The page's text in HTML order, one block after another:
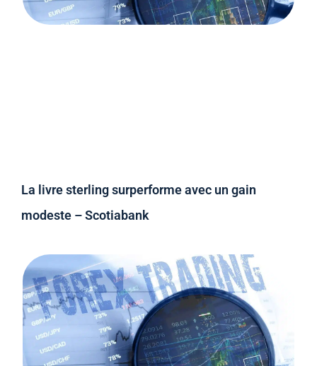
La livre sterling surperforme avec un gain
modeste – Scotiabank